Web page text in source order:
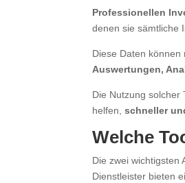
Professionellen
denen sie sämtliche
Diese Daten
Auswertungen,
Die Nutzung solcher
helfen,schneller
Welche
Die zwei wichtigsten
Dienstleister bieten